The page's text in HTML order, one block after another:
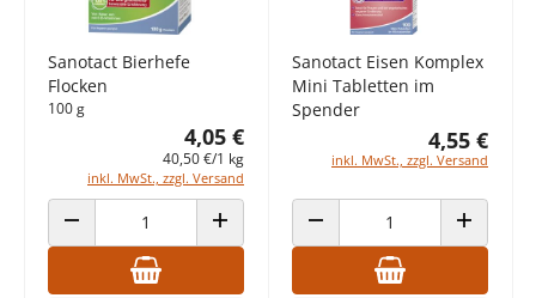
Sanotact Bierhefe
Flocken
100 g
4,05 €
40,50 €/1 kg
inkl. MwSt., zzgl. Versand
ANZAHL VERRINGERN ANZAHL ERHÖHEN
Sanotact Eisen Komplex
Mini Tabletten im
Spender
4,55 €
inkl. MwSt., zzgl. Versand
ANZAHL VERRINGERN ANZAHL